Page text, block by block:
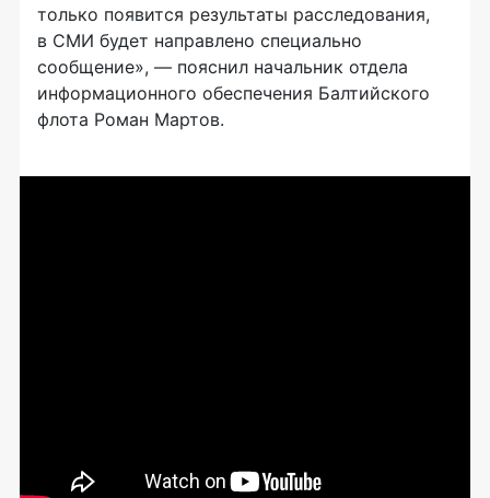
только появится результаты расследования,
в СМИ будет направлено специально
сообщение», — пояснил начальник отдела
информационного обеспечения Балтийского
флота Роман Мартов.